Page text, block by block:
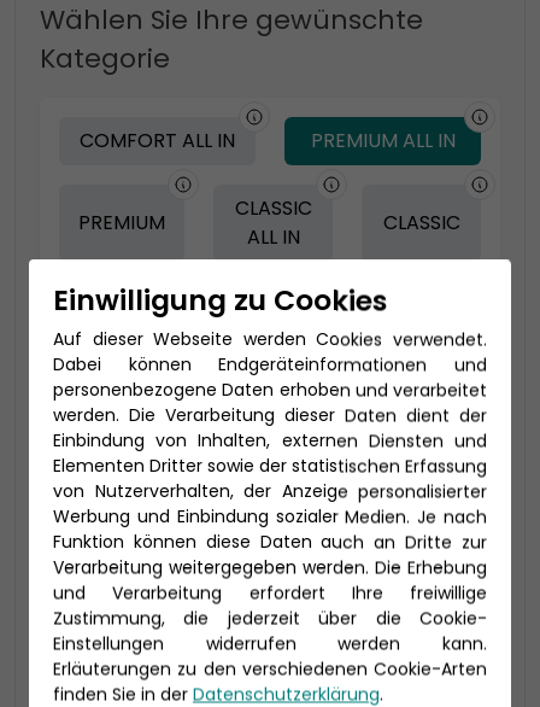
Wählen Sie Ihre gewünschte
Kategorie
COMFORT ALL IN PREMIUM ALL IN
PREMIUM
CLASSIC
ALL IN
CLASSIC
-100 € - Frühbucher
2-Bett Veranda Komfort (VC)
24-37 qm, inklusive Veranda (4-16 qm)
VC: bis zu 4 Personen mit extra viel Platz
Einwilligung zu Cookies
Auf dieser Webseite werden Cookies verwendet.
Dabei können Endgeräteinformationen und
personenbezogene Daten erhoben und verarbeitet
werden. Die Verarbeitung dieser Daten dient der
Einbindung von Inhalten, externen Diensten und
Elementen Dritter sowie der statistischen Erfassung
von Nutzerverhalten, der Anzeige personalisierter
Werbung und Einbindung sozialer Medien. Je nach
Funktion können diese Daten auch an Dritte zur
Verarbeitung weitergegeben werden. Die Erhebung
und Verarbeitung erfordert Ihre freiwillige
Zustimmung, die jederzeit über die Cookie-
Einstellungen widerrufen werden kann.
Erläuterungen zu den verschiedenen Cookie-Arten
finden Sie in der Datenschutzerklärung.